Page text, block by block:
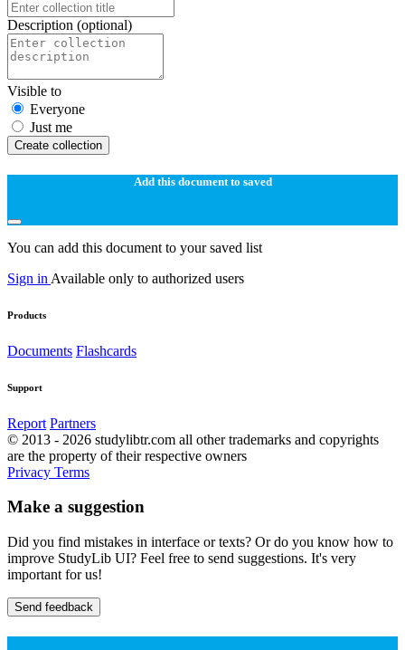
Description (optional)
Visible to
Everyone
Just me
Create collection
Add this document to saved
You can add this document to your saved list
Sign in Available only to authorized users
Products
Documents Flashcards
Support
Report Partners
© 2013 - 2026 studylibtr.com all other trademarks and copyrights
are the property of their respective owners
Privacy Terms
Make a suggestion
Did you find mistakes in interface or texts? Or do you know how to
improve StudyLib UI? Feel free to send suggestions. It's very
important for us!
Send feedback